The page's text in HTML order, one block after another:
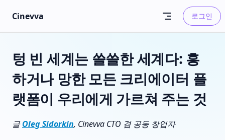
Skip to content
Cinevva 로그인
텅 빈 세계는 쓸쓸한 세계다: 흥
하거나 망한 모든 크리에이터 플
랫폼이 우리에게 가르쳐 주는 것
글Oleg Sidorkin, Cinevva CTO 겸 공동 창업자